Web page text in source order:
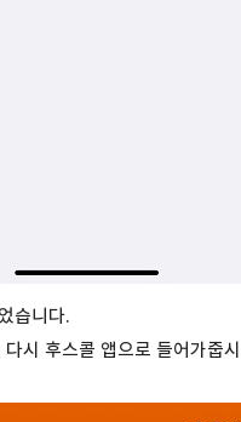
습니다.
시 후스콜 앱으로 들어가줍